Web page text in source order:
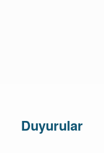
Duyurular